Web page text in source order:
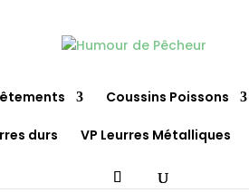
Coussins Poissons
durs VP Leurres Métalliques